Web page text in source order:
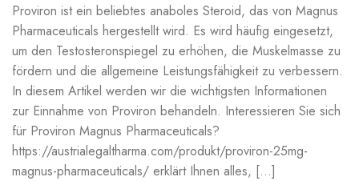
Proviron ist ein beliebtes anaboles Steroid, das von Magnus
Pharmaceuticals hergestellt wird. Es wird häufig eingesetzt,
um den Testosteronspiegel zu erhöhen, die Muskelmasse zu
fördern und die allgemeine Leistungsfähigkeit zu verbessern.
In diesem Artikel werden wir die wichtigsten Informationen
zur Einnahme von Proviron behandeln. Interessieren Sie sich
für Proviron Magnus Pharmaceuticals?
https://austrialegaltharma.com/produkt/proviron-25mg-
magnus-pharmaceuticals/ erklärt Ihnen alles, […]